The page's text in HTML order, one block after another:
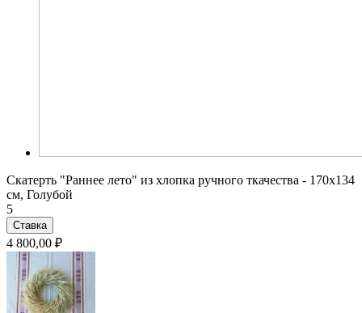
Скатерть "Раннее лето" из хлопка ручного ткачества - 170x134
см, Голубой
5
Ставка
4 800,00 ₽